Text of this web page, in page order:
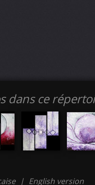
dans ce
| English version